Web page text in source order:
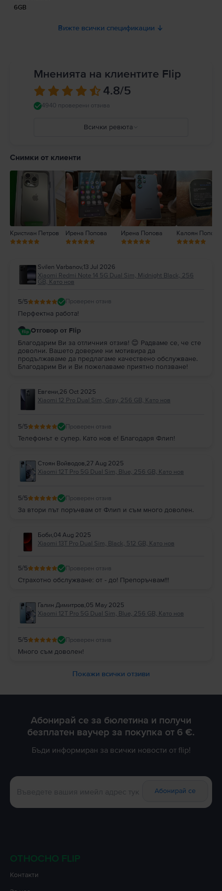
6GB
Вижте всички спецификации
Мненията на клиентите Flip
4.8/5
4940 проверени отзива
Всички ревюта
Снимки от клиенти
Кристиан Петров Ирена Попова Ирена Попова Калоян Попов
Svilen Varbanov,13 Jul 2026
Xiaomi Redmi Note 14 5G Dual Sim, Midnight Black, 256
GB, Като нов
5/5 Проверен отзив
Перфектна работа!
Отговор от Flip
Благодарим Ви за отличния отзив! 😊 Радваме се, че сте
доволни. Вашето доверие ни мотивира да
продължаваме да предлагаме качествено обслужване.
Благодарим Ви и Ви пожелаваме приятно ползване!
Евгени,26 Oct 2025
Xiaomi 12 Pro Dual Sim, Gray, 256 GB, Като нов
5/5 Проверен отзив
Телефонът е супер. Като нов е! Благодаря Флип!
Стоян Войводов,27 Aug 2025
Xiaomi 12T Pro 5G Dual Sim, Blue, 256 GB, Като нов
5/5 Проверен отзив
За втори път поръчвам от Флип и съм много доволен.
Боби,04 Aug 2025
Xiaomi 13T Pro Dual Sim, Black, 512 GB, Като нов
5/5 Проверен отзив
Страхотно обслужване: от - до! Препоръчвам!!!
Галин Димитров,05 May 2025
Xiaomi 12T Pro 5G Dual Sim, Blue, 256 GB, Като нов
5/5 Проверен отзив
Много съм доволен!
Покажи всички отзиви
Абонирай се за бюлетина и получи
безплатен ваучер за покупка от 6 €.
Бъди информиран за всички новости от flip!
Абонирай се
ОТНОСНО FLIP
Контакти